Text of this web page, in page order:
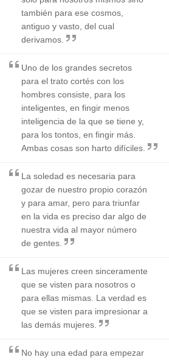
también para ese cosmos,
antiguo y vasto, del cual
derivamos.
Uno de los grandes secretos
para el trato cortés con los
hombres consiste, para los
inteligentes, en fingir menos
inteligencia de la que se tiene y,
para los tontos, en fingir más.
Ambas cosas son harto difíciles.
La soledad es necesaria para
gozar de nuestro propio corazón
y para amar, pero para triunfar
en la vida es preciso dar algo de
nuestra vida al mayor número
de gentes.
Las mujeres creen sinceramente
que se visten para nosotros o
para ellas mismas. La verdad es
que se visten para impresionar a
las demás mujeres.
No hay una edad para empezar